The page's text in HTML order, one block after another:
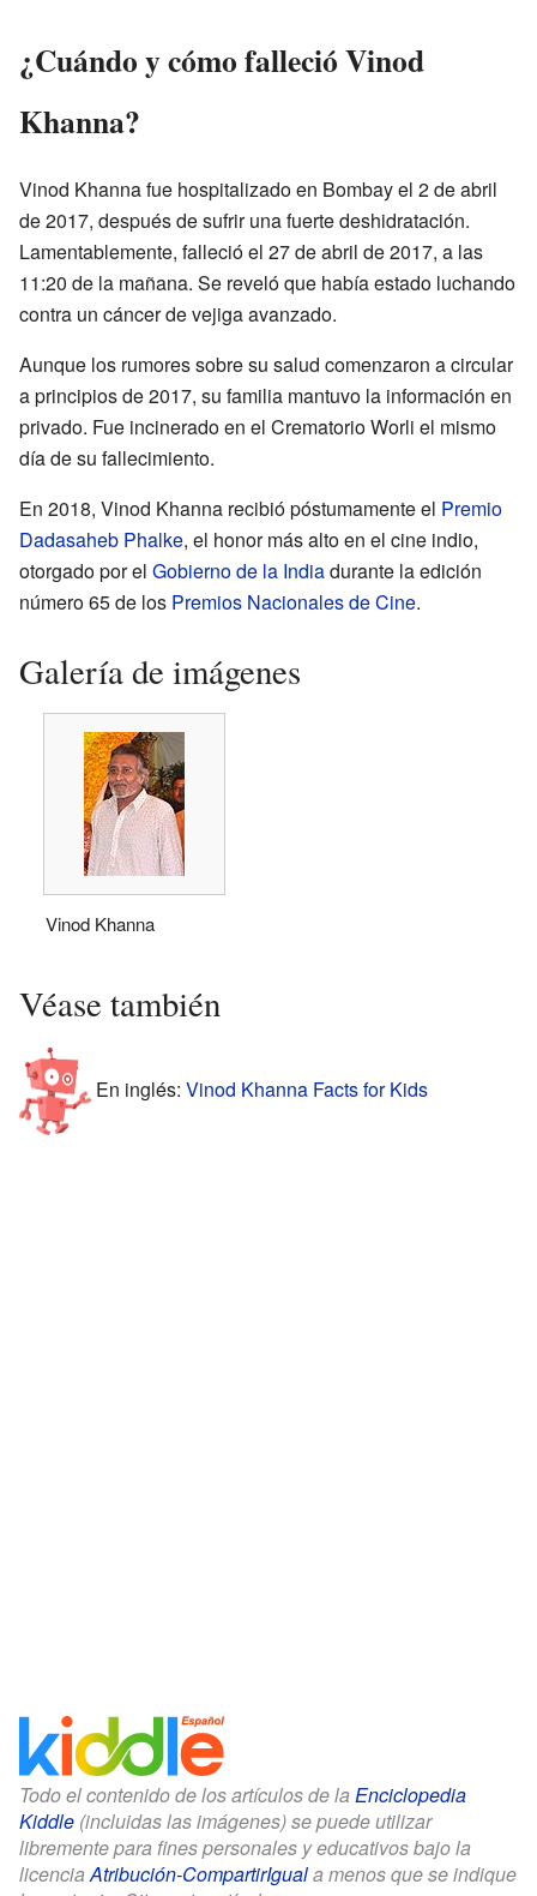
¿Cuándo y cómo falleció Vinod
Khanna?
Vinod Khanna fue hospitalizado en Bombay el 2 de abril
de 2017, después de sufrir una fuerte deshidratación.
Lamentablemente, falleció el 27 de abril de 2017, a las
11:20 de la mañana. Se reveló que había estado luchando
contra un cáncer de vejiga avanzado.
Aunque los rumores sobre su salud comenzaron a circular
a principios de 2017, su familia mantuvo la información en
privado. Fue incinerado en el Crematorio Worli el mismo
día de su fallecimiento.
En 2018, Vinod Khanna recibió póstumamente el Premio
Dadasaheb Phalke, el honor más alto en el cine indio,
otorgado por el Gobierno de la Indiadurante la edición
número 65 de los Premios Nacionales de Cine.
Galería de imágenes
Vinod Khanna
Véase también
En inglés: Vinod Khanna Facts for Kids
Todo el contenido de los artículos de la Enciclopedia
Kiddle (incluidas las imágenes) se puede utilizar
libremente para fines personales y educativos bajo la
licenciaAtribución-CompartirIguala menos que se indique